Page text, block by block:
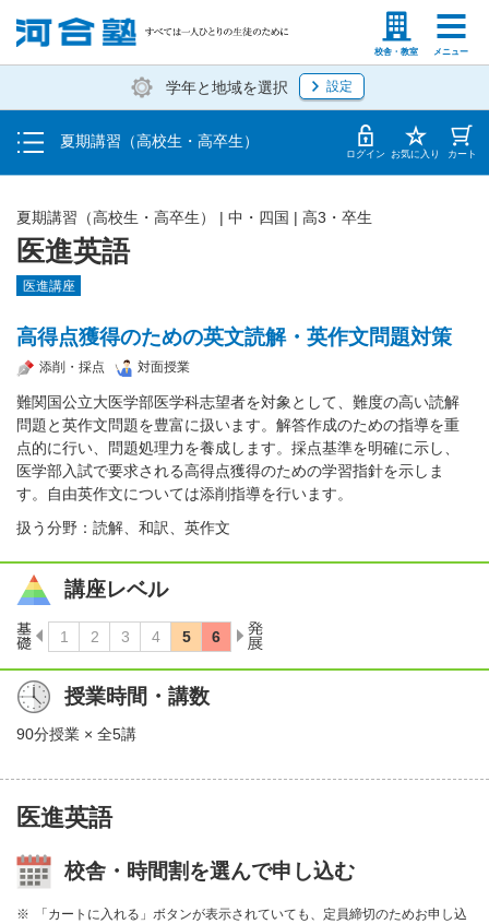
校舎・教室 メニュー
塾生の方 高等学校の先生
学年と地域を選択 設定
夏期講習（高校生・高卒生）
受講料・お申し込み方法
受講開始までの流れ
校舎・教室一覧 ログイン お気に入り カート
医進英語
夏期講習（高校生・高卒生） | 中・四国 | 高3・卒生
医進講座
高得点獲得のための英文読解・英作文問題対策
添削・採点 対面授業
難関国公立大医学部医学科志望者を対象として、難度の高い読解
問題と英作文問題を豊富に扱います。解答作成のための指導を重
点的に行い、問題処理力を養成します。採点基準を明確に示し、
医学部入試で要求される高得点獲得のための学習指針を示しま
す。自由英作文については添削指導を行います。
扱う分野：読解、和訳、英作文
講座レベル
授業時間・講数
90分授業 × 全5講
医進英語
校舎・時間割を選んで申し込む
「カートに入れる」ボタンが表示されていても、定員締切のためお申し込